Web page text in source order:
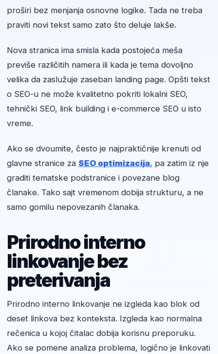
proširi bez menjanja osnovne logike. Tada ne treba
praviti novi tekst samo zato što deluje lakše.
Nova stranica ima smisla kada postojeća meša
previše različitih namera ili kada je tema dovoljno
velika da zaslužuje zaseban landing page. Opšti tekst
o SEO-u ne može kvalitetno pokriti lokalni SEO,
tehnički SEO, link building i e-commerce SEO u isto
vreme.
Ako se dvoumite, često je najpraktičnije krenuti od
glavne stranice za SEO optimizacija, pa zatim iz nje
graditi tematske podstranice i povezane blog
članake. Tako sajt vremenom dobija strukturu, a ne
samo gomilu nepovezanih članaka.
Prirodno interno
linkovanje bez
preterivanja
Prirodno interno linkovanje ne izgleda kao blok od
deset linkova bez konteksta. Izgleda kao normalna
rečenica u kojoj čitalac dobija korisnu preporuku.
Ako se pomene analiza problema, logično je linkovati